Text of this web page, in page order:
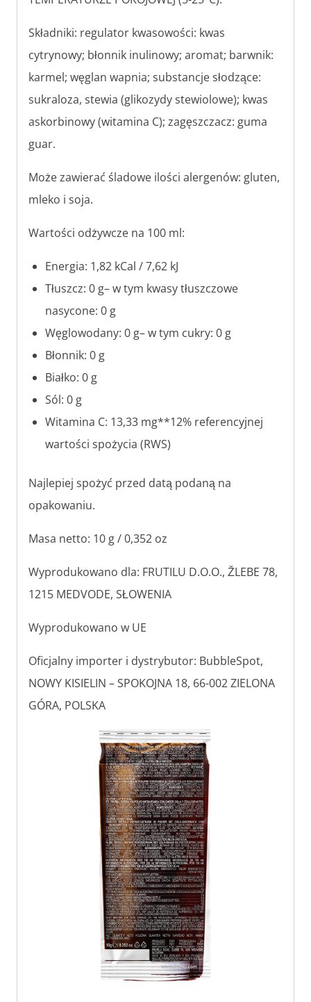
Składniki: regulator kwasowości: kwas
cytrynowy; błonnik inulinowy; aromat; barwnik:
karmel; węglan wapnia; substancje słodzące:
sukraloza, stewia (glikozydy stewiolowe); kwas
askorbinowy (witamina C); zagęszczacz: guma
guar.
Może zawierać śladowe ilości alergenów: gluten,
mleko i soja.
Wartości odżywcze na 100 ml:
Energia: 1,82 kCal / 7,62 kJ
Tłuszcz: 0 g– w tym kwasy tłuszczowe
nasycone: 0 g
Węglowodany: 0 g– w tym cukry: 0 g
Błonnik: 0 g
Białko: 0 g
Sól: 0 g
Witamina C: 13,33 mg**12% referencyjnej
wartości spożycia (RWS)
Najlepiej spożyć przed datą podaną na
opakowaniu.
Masa netto: 10 g / 0,352 oz
Wyprodukowano dla: FRUTILU D.O.O., ŽLEBE 78,
1215 MEDVODE, SŁOWENIA
Wyprodukowano w UE
Oficjalny importer i dystrybutor: BubbleSpot,
NOWY KISIELIN – SPOKOJNA 18, 66-002 ZIELONA
GÓRA, POLSKA